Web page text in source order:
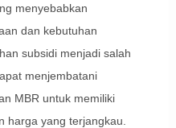
menyebabkan
dan kebutuhan
subsidi menjadi salah
menjembatani
MBR untuk memiliki
harga yang terjangkau.